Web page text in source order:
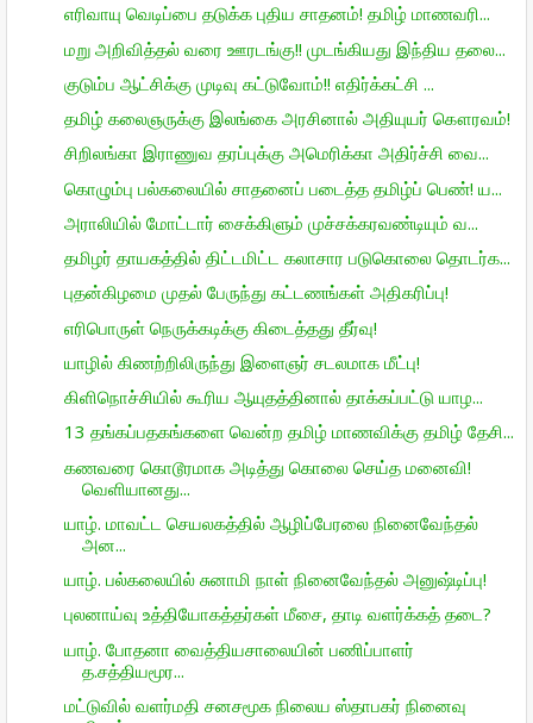
எரிவாயு வெடிப்பை தடுக்க புதிய சாதனம்! தமிழ் மாணவரி...
மறு அறிவித்தல் வரை ஊரடங்கு!! முடங்கியது இந்திய தலை...
குடும்ப ஆட்சிக்கு முடிவு கட்டுவோம்!! எதிர்க்கட்சி ...
தமிழ் கலைஞருக்கு இலங்கை அரசினால் அதியுயர் கௌரவம்!
சிறிலங்கா இராணுவ தரப்புக்கு அமெரிக்கா அதிர்ச்சி வை...
கொழும்பு பல்கலையில் சாதனைப் படைத்த தமிழ்ப் பெண்! ய...
அராலியில் மோட்டார் சைக்கிளும் முச்சக்கரவண்டியும் வ...
தமிழர் தாயகத்தில் திட்டமிட்ட கலாசார படுகொலை தொடர்க...
புதன்கிழமை முதல் பேருந்து கட்டணங்கள் அதிகரிப்பு!
எரிபொருள் நெருக்கடிக்கு கிடைத்தது தீர்வு!
யாழில் கிணற்றிலிருந்து இளைஞர் சடலமாக மீட்பு!
கிளிநொச்சியில் கூரிய ஆயுதத்தினால் தாக்கப்பட்டு யாழ...
13 தங்கப்பதகங்களை வென்ற தமிழ் மாணவிக்கு தமிழ் தேசி...
கணவரை கொடூரமாக அடித்து கொலை செய்த மனைவி!
வெளியானது...
யாழ். மாவட்ட செயலகத்தில் ஆழிப்பேரலை நினைவேந்தல்
அன...
யாழ். பல்கலையில் சுனாமி நாள் நினைவேந்தல் அனுஷ்டிப்பு!
புலனாய்வு உத்தியோகத்தர்கள் மீசை, தாடி வளர்க்கத் தடை?
யாழ். போதனா வைத்தியசாலையின் பணிப்பாளர்
த.சத்தியமூர...
மட்டுவில் வளர்மதி சனசமூக நிலைய ஸ்தாபகர் நினைவு